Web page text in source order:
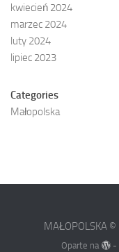
kwiecień 2024
marzec 2024
luty 2024
lipiec 2023
Categories
Małopolska
MAŁOPOLSKA
Oparte na -